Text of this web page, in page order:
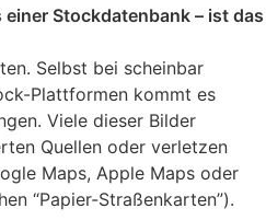
Stockdatenbank – ist das
Selbst bei scheinbar
Plattformen kommt es
Viele dieser Bilder
Quellen oder verletzen
Maps, Apple Maps oder
“Papier-Straßenkarten”).